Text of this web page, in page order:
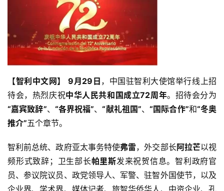
【智利中文网】 9月29日 ，中国驻智利大使馆举行线上招
待会，热烈庆祝中华人民共和国成立72周年。招待会分为
“嘉宾致辞”、 “各界祝福”、“献礼祖国”、“国际合作”和“冬奥
推介”五个章节。
智利前总统、政府亚太事务特使弗雷，外交部长阿拉芒以视
频形式致辞；卫生部长帕里斯发来祝贺信息。智利政府官
员、参议院议员、政党领导人、军警、驻智外国使节，以及
企业界、学术界、媒体记者、旅智华侨华人、中资企业、孔